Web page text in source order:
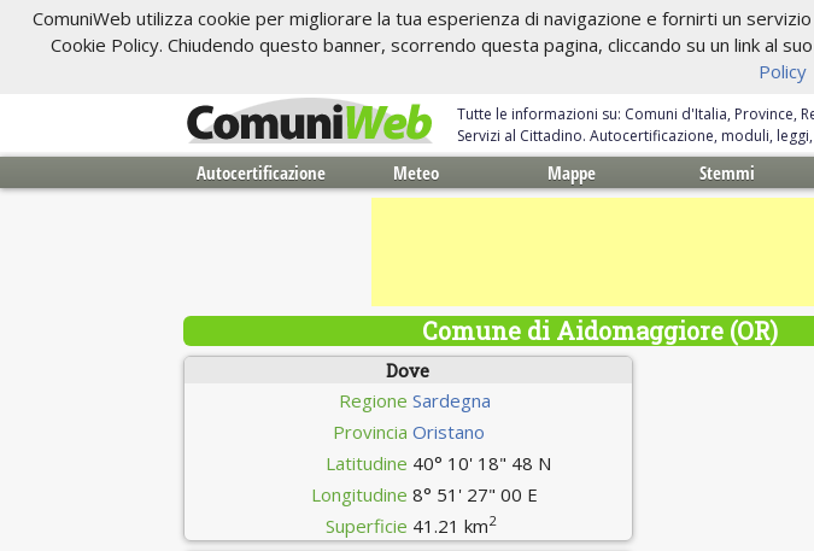
ComuniWeb utilizza cookie per migliorare la tua esperienza di navigazione e fornirti un
Cookie Policy. Chiudendo questo banner, scorrendo questa pagina, cliccando su un link al
Policy
Tutte le informazioni su: Comuni d'Italia, Province,
Servizi al Cittadino. Autocertificazione, moduli,
Autocertificazione Meteo Mappe Stemmi
Comune di Aidomaggiore (OR)
Dove
Regione Sardegna
Provincia Oristano
Latitudine 40° 10' 18" 48 N
Longitudine 8° 51' 27" 00 E
Superficie 41.21 km2